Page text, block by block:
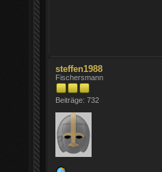
steffen1988
Fischersmann
Beiträge: 732